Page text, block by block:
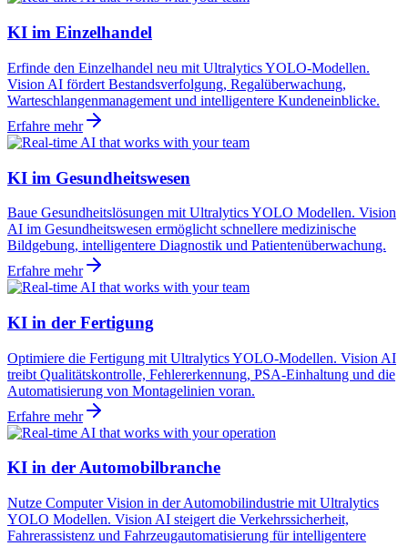
KI im Einzelhandel
Erfinde den Einzelhandel neu mit Ultralytics YOLO-Modellen.
Vision AI fördert Bestandsverfolgung, Regalüberwachung,
Warteschlangenmanagement und intelligentere Kundeneinblicke.
Erfahre mehr
KI im Gesundheitswesen
Baue Gesundheitslösungen mit Ultralytics YOLO Modellen. Vision
AI im Gesundheitswesen ermöglicht schnellere medizinische
Bildgebung, intelligentere Diagnostik und Patientenüberwachung.
Erfahre mehr
KI in der Fertigung
Optimiere die Fertigung mit Ultralytics YOLO-Modellen. Vision AI
treibt Qualitätskontrolle, Fehlererkennung, PSA-Einhaltung und die
Automatisierung von Montagelinien voran.
Erfahre mehr
KI in der Automobilbranche
Nutze Computer Vision in der Automobilindustrie mit Ultralytics
YOLO Modellen. Vision AI steigert die Verkehrssicherheit,
Fahrerassistenz und Fahrzeugautomatisierung für intelligentere